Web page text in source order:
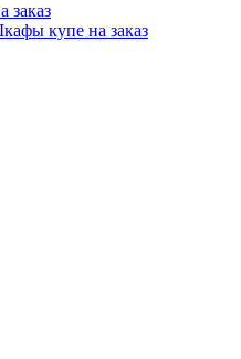
заказ
купе на заказ